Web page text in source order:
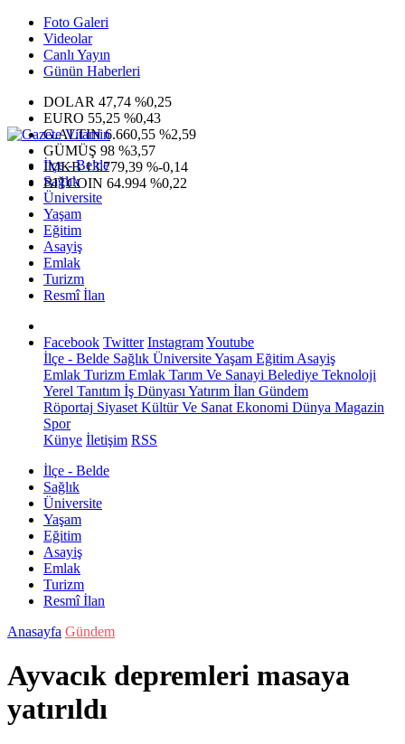
Foto Galeri
Videolar
Canlı Yayın
Günün Haberleri
DOLAR 47,74 %0,25
EURO 55,25 %0,43
G.ALTIN6.660,55 %2,59
GÜMÜŞ 98 %3,57
IMKB13.779,39 %-0,14
BITCOIN 64.994 %0,22
İlçe - Belde
Sağlık
Üniversite
Yaşam
Eğitim
Asayiş
Emlak
Turizm
Resmî İlan
Facebook Twitter InstagramYoutube
İlçe - Belde Sağlık ÜniversiteYaşam Eğitim Asayiş
Emlak Turizm Emlak Tarım Ve Sanayi Belediye Teknoloji
Yerel Tanıtım İş Dünyası Yatırım İlan Gündem
Röportaj Siyaset Kültür Ve Sanat Ekonomi Dünya Magazin
Spor
Künye İletişim RSS
İlçe - Belde
Sağlık
Üniversite
Yaşam
Eğitim
Asayiş
Emlak
Turizm
Resmî İlan
Anasayfa Gündem
Ayvacık depremleri masaya
yatırıldı